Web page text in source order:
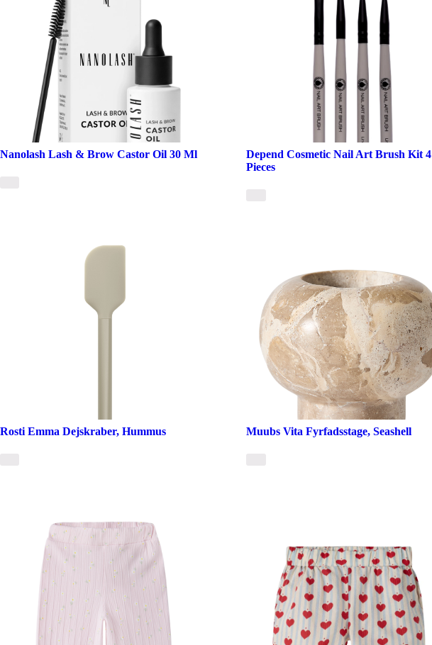
Nanolash Lash & Brow Castor Oil 30 Ml
Depend Cosmetic Nail Art Brush Kit 4
Pieces
Rosti Emma Dejskraber, Hummus Muubs Vita Fyrfadsstage, Seashell